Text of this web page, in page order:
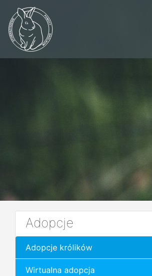
Adopcje
Adopcje królików
Wirtualna adopcja